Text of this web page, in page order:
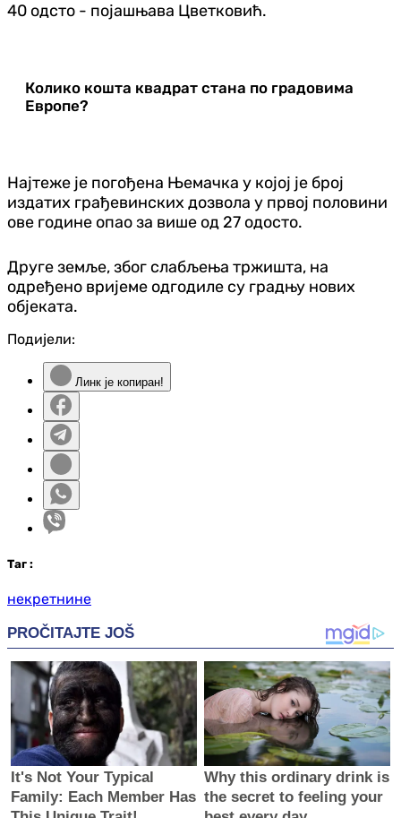
40 одсто - појашњава Цветковић.
Колико кошта квадрат стана по градовима
Европе?
Најтеже је погођена Њемачка у којој је број
издатих грађевинских дозвола у првој половини
ове године опао за више од 27 одосто.
Друге земље, због слабљења тржишта, на
одређено вријеме одгодиле су градњу нових
објеката.
Подијели:
Линк је копиран!
Таг :
некретнине